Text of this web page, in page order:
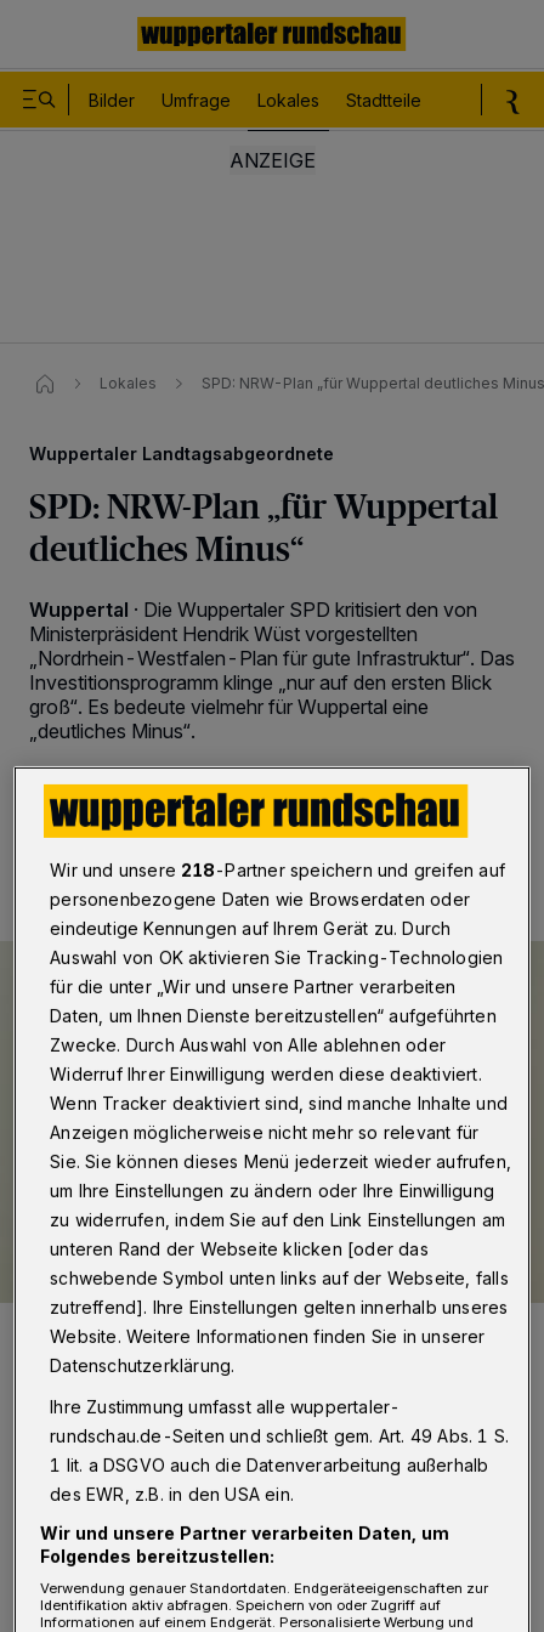
Bilder Umfrage Lokales Stadtteile
Lokales SPD: NRW-Plan „für Wuppertal deutliches
Wuppertaler Landtagsabgeordnete
SPD: NRW-Plan „für Wuppertal
deutliches Minus“
Wuppertal · Die Wuppertaler SPD kritisiert den von
Ministerpräsident Hendrik Wüst vorgestellten
„Nordrhein-Westfalen-Plan für gute Infrastruktur“. Das
Investitionsprogramm klinge „nur auf den ersten Blick
groß“. Es bedeute vielmehr für Wuppertal eine
„deutliches Minus“.
27.10.2025 , 08:00 Uhr 2 Minuten Lesezeit
Andreas Bialas, Dilek Engin (li.) und Josef Neumann.
„Bei genauerem Hinsehen entpuppt sich der
Plan als purer Etikettenschwindel, der kaum
neue Impulse setzen kann“, kritisieren Dilek
Engin, Andreas Bialas und Josef Neumann,
Wir und unsere 218-Partner speichern und greifen auf
personenbezogene Daten wie Browserdaten oder
eindeutige Kennungen auf Ihrem Gerät zu. Durch
Auswahl von OK aktivieren Sie Tracking-Technologien
für die unter „Wir und unsere Partner verarbeiten
Daten, um Ihnen Dienste bereitzustellen“ aufgeführten
Zwecke. Durch Auswahl von Alle ablehnen oder
Widerruf Ihrer Einwilligung werden diese deaktiviert.
Wenn Tracker deaktiviert sind, sind manche Inhalte und
Anzeigen möglicherweise nicht mehr so relevant für
Sie. Sie können dieses Menü jederzeit wieder aufrufen,
um Ihre Einstellungen zu ändern oder Ihre Einwilligung
zu widerrufen, indem Sie auf den Link Einstellungen am
unteren Rand der Webseite klicken [oder das
schwebende Symbol unten links auf der Webseite, falls
zutreffend]. Ihre Einstellungen gelten innerhalb unseres
Website. Weitere Informationen finden Sie in unserer
Datenschutzerklärung.
Ihre Zustimmung umfasst alle wuppertaler-
rundschau.de-Seiten und schließt gem. Art. 49 Abs. 1 S.
1 lit. a DSGVO auch die Datenverarbeitung außerhalb
des EWR, z.B. in den USA ein.
Wir und unsere Partner verarbeiten Daten, um
Folgendes bereitzustellen:
Verwendung genauer Standortdaten. Endgeräteeigenschaften zur
Identifikation aktiv abfragen. Speichern von oder Zugriff auf
Informationen auf einem Endgerät. Personalisierte Werbung und